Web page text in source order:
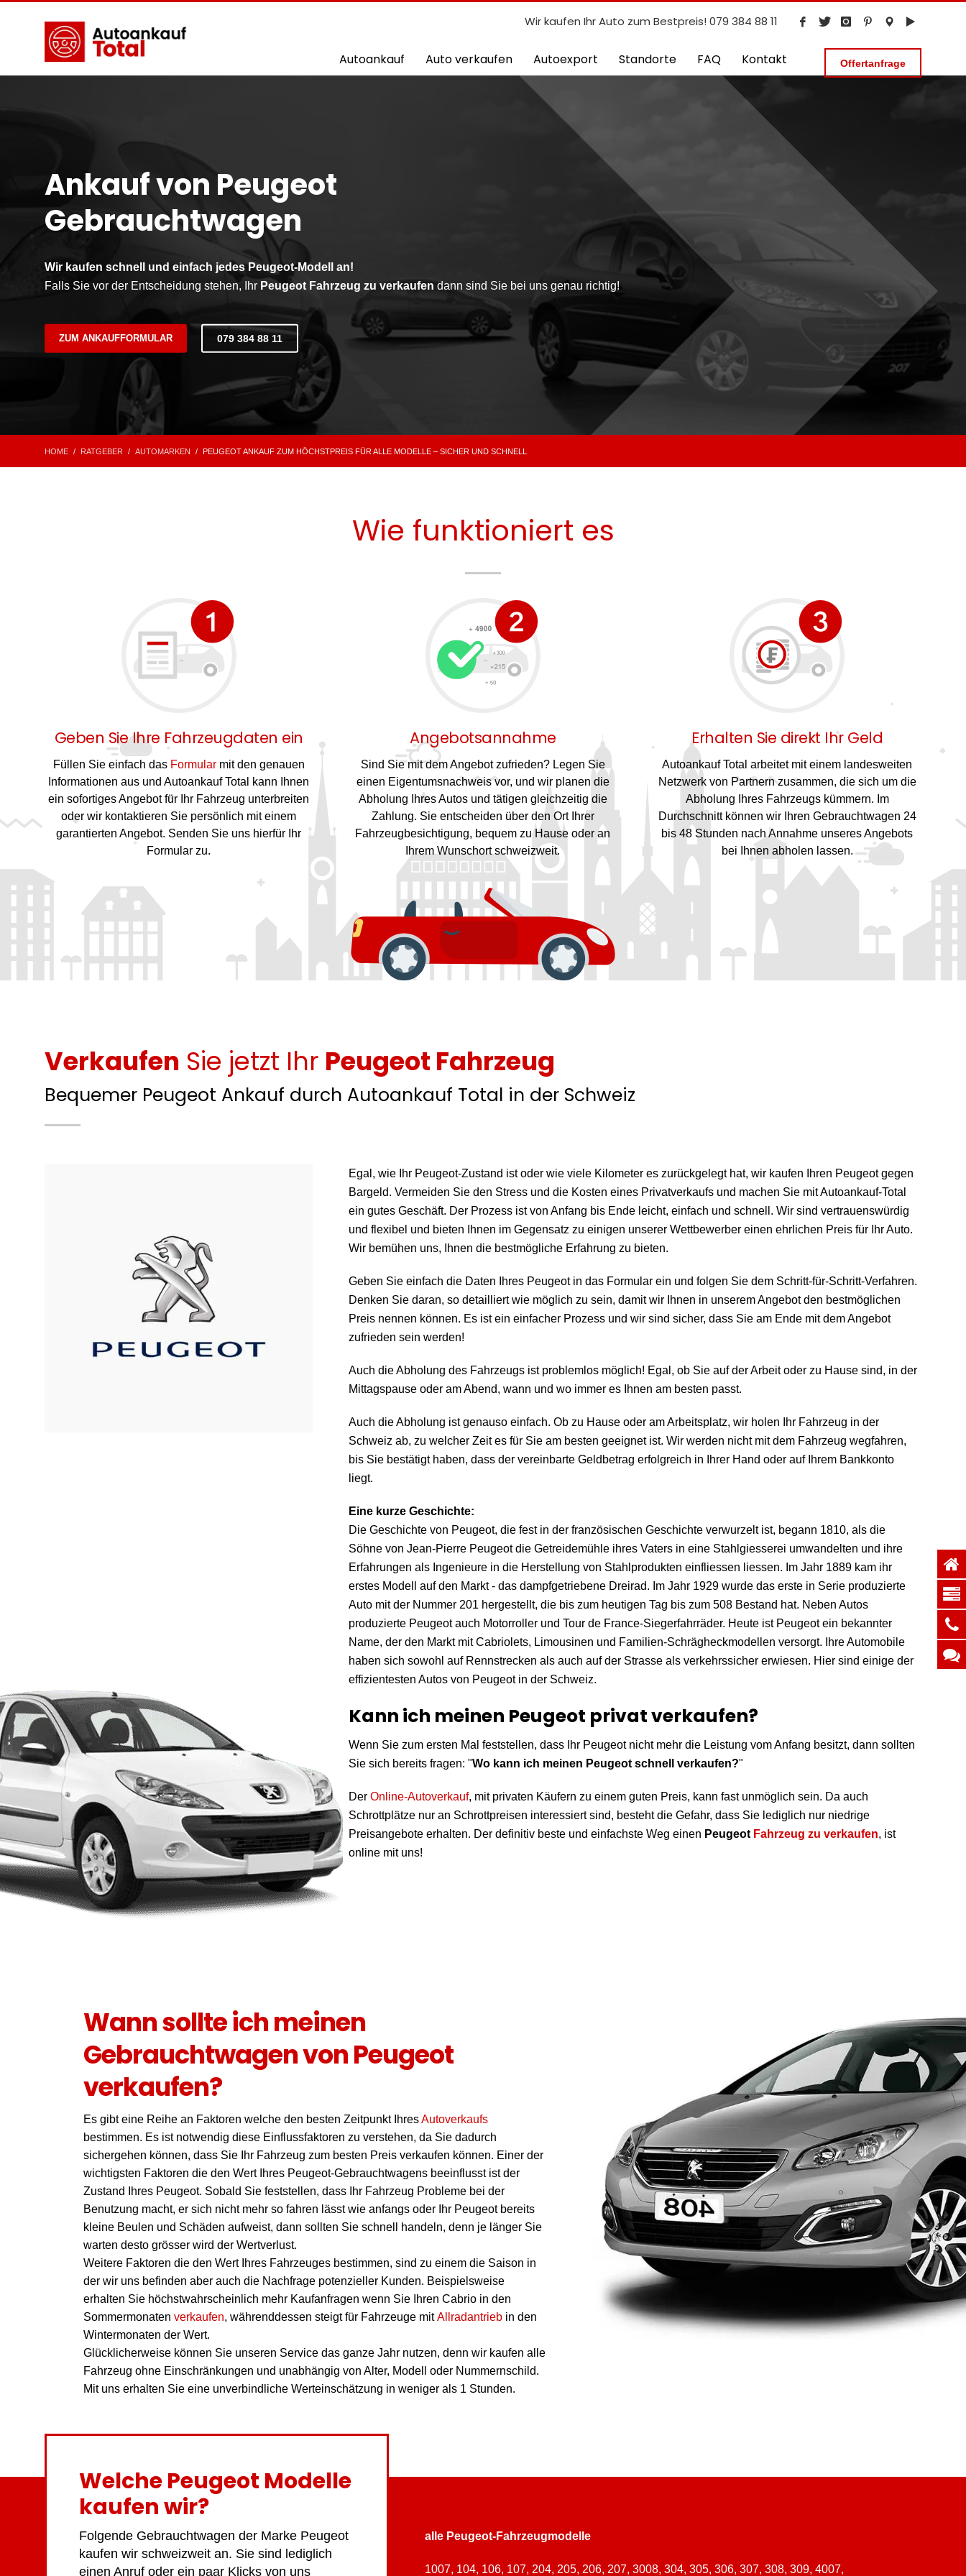
Wir kaufen Ihr Auto zum Bestpreis! 079 384 88 11
Autoankauf Auto verkaufen Autoexport Standorte FAQ Kontakt Offertanfrage
Ankauf von Peugeot
Gebrauchtwagen
Wir kaufen schnell und einfach jedes Peugeot-Modell an!
Falls Sie vor der Entscheidung stehen, Ihr Peugeot Fahrzeug zu verkaufen dann sind Sie bei uns genau richtig!
ZUM ANKAUFFORMULAR 079 384 88 11
HOME RATGEBER AUTOMARKEN PEUGEOT ANKAUF ZUM HÖCHSTPREIS FÜR ALLE MODELLE – SICHER UND SCHNELL
Wie funktioniert es
Geben Sie Ihre Fahrzeugdaten ein
Füllen Sie einfach das Formularmit den genauen
Informationen aus und Autoankauf Total kann Ihnen
ein sofortiges Angebot für Ihr Fahrzeug unterbreiten
oder wir kontaktieren Sie persönlich mit einem
garantierten Angebot. Senden Sie uns hierfür Ihr
Formular zu.
Angebotsannahme
Sind Sie mit dem Angebot zufrieden? Legen Sie
einen Eigentumsnachweis vor, und wir planen die
Abholung Ihres Autos und tätigen gleichzeitig die
Zahlung. Sie entscheiden über den Ort Ihrer
Fahrzeugbesichtigung, bequem zu Hause oder an
Ihrem Wunschort schweizweit.
Erhalten Sie direkt Ihr Geld
Autoankauf Total arbeitet mit einem landesweiten
Netzwerk von Partnern zusammen, die sich um die
Abholung Ihres Fahrzeugs kümmern. Im
Durchschnitt können wir Ihren Gebrauchtwagen 24
bis 48 Stunden nach Annahme unseres Angebots
bei Ihnen abholen lassen.
Verkaufen Sie jetzt Ihr Peugeot Fahrzeug
Bequemer Peugeot Ankauf durch Autoankauf Total in der Schweiz
Egal, wie Ihr Peugeot-Zustand ist oder wie viele Kilometer es zurückgelegt hat, wir kaufen Ihren Peugeot gegen
Bargeld. Vermeiden Sie den Stress und die Kosten eines Privatverkaufs und machen Sie mit Autoankauf-Total
ein gutes Geschäft. Der Prozess ist von Anfang bis Ende leicht, einfach und schnell. Wir sind vertrauenswürdig
und flexibel und bieten Ihnen im Gegensatz zu einigen unserer Wettbewerber einen ehrlichen Preis für Ihr Auto.
Wir bemühen uns, Ihnen die bestmögliche Erfahrung zu bieten.
Geben Sie einfach die Daten Ihres Peugeot in das Formular ein und folgen Sie dem Schritt-für-Schritt-Verfahren.
Denken Sie daran, so detailliert wie möglich zu sein, damit wir Ihnen in unserem Angebot den bestmöglichen
Preis nennen können. Es ist ein einfacher Prozess und wir sind sicher, dass Sie am Ende mit dem Angebot
zufrieden sein werden!
Auch die Abholung des Fahrzeugs ist problemlos möglich! Egal, ob Sie auf der Arbeit oder zu Hause sind, in der
Mittagspause oder am Abend, wann und wo immer es Ihnen am besten passt.
Auch die Abholung ist genauso einfach. Ob zu Hause oder am Arbeitsplatz, wir holen Ihr Fahrzeug in der
Schweiz ab, zu welcher Zeit es für Sie am besten geeignet ist. Wir werden nicht mit dem Fahrzeug wegfahren,
bis Sie bestätigt haben, dass der vereinbarte Geldbetrag erfolgreich in Ihrer Hand oder auf Ihrem Bankkonto
liegt.
Eine kurze Geschichte:
Die Geschichte von Peugeot, die fest in der französischen Geschichte verwurzelt ist, begann 1810, als die
Söhne von Jean-Pierre Peugeot die Getreidemühle ihres Vaters in eine Stahlgiesserei umwandelten und ihre
Erfahrungen als Ingenieure in die Herstellung von Stahlprodukten einfliessen liessen. Im Jahr 1889 kam ihr
erstes Modell auf den Markt - das dampfgetriebene Dreirad. Im Jahr 1929 wurde das erste in Serie produzierte
Auto mit der Nummer 201 hergestellt, die bis zum heutigen Tag bis zum 508 Bestand hat. Neben Autos
produzierte Peugeot auch Motorroller und Tour de France-Siegerfahrräder. Heute ist Peugeot ein bekannter
Name, der den Markt mit Cabriolets, Limousinen und Familien-Schrägheckmodellen versorgt. Ihre Automobile
haben sich sowohl auf Rennstrecken als auch auf der Strasse als verkehrssicher erwiesen. Hier sind einige der
effizientesten Autos von Peugeot in der Schweiz.
Kann ich meinen Peugeot privat verkaufen?
Wenn Sie zum ersten Mal feststellen, dass Ihr Peugeot nicht mehr die Leistung vom Anfang besitzt, dann sollten
Sie sich bereits fragen: "Wo kann ich meinen Peugeot schnell verkaufen?"
DerOnline-Autoverkauf, mit privaten Käufern zu einem guten Preis, kann fast unmöglich sein. Da auch
Schrottplätze nur an Schrottpreisen interessiert sind, besteht die Gefahr, dass Sie lediglich nur niedrige
Preisangebote erhalten. Der definitiv beste und einfachste Weg einen Peugeot Fahrzeug zu verkaufen, ist
online mit uns!
Wann sollte ich meinen
Gebrauchtwagen von Peugeot
verkaufen?
Es gibt eine Reihe an Faktoren welche den besten Zeitpunkt IhresAutoverkaufs
bestimmen. Es ist notwendig diese Einflussfaktoren zu verstehen, da Sie dadurch
sichergehen können, dass Sie Ihr Fahrzeug zum besten Preis verkaufen können. Einer der
wichtigsten Faktoren die den Wert Ihres Peugeot-Gebrauchtwagens beeinflusst ist der
Zustand Ihres Peugeot. Sobald Sie feststellen, dass Ihr Fahrzeug Probleme bei der
Benutzung macht, er sich nicht mehr so fahren lässt wie anfangs oder Ihr Peugeot bereits
kleine Beulen und Schäden aufweist, dann sollten Sie schnell handeln, denn je länger Sie
warten desto grösser wird der Wertverlust.
Weitere Faktoren die den Wert Ihres Fahrzeuges bestimmen, sind zu einem die Saison in
der wir uns befinden aber auch die Nachfrage potenzieller Kunden. Beispielsweise
erhalten Sie höchstwahrscheinlich mehr Kaufanfragen wenn Sie Ihren Cabrio in den
Sommermonatenverkaufen, währenddessen steigt für Fahrzeuge mitAllradantrieb in den
Wintermonaten der Wert.
Glücklicherweise können Sie unseren Service das ganze Jahr nutzen, denn wir kaufen alle
Fahrzeug ohne Einschränkungen und unabhängig von Alter, Modell oder Nummernschild.
Mit uns erhalten Sie eine unverbindliche Werteinschätzung in weniger als 1 Stunden.
Welche Peugeot Modelle
kaufen wir?
Folgende Gebrauchtwagen der Marke Peugeot
kaufen wir schweizweit an. Sie sind lediglich
einen Anruf oder ein paar Klicks von uns
alle Peugeot-Fahrzeugmodelle
1007, 104, 106, 107, 204, 205, 206, 207, 3008, 304, 305, 306, 307, 308, 309, 4007,